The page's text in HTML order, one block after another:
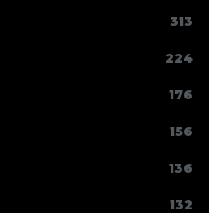
313
224
176
156
136
132